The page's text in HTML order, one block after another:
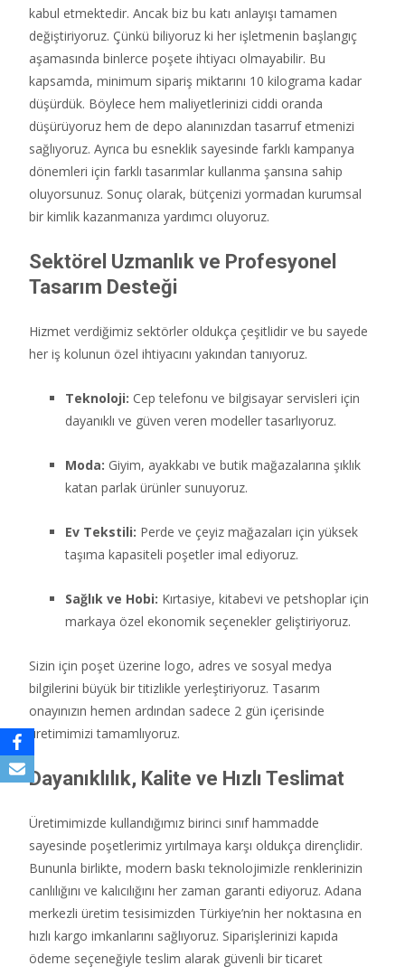
kabul etmektedir. Ancak biz bu katı anlayışı tamamen
değiştiriyoruz. Çünkü biliyoruz ki her işletmenin başlangıç
aşamasında binlerce poşete ihtiyacı olmayabilir. Bu
kapsamda, minimum sipariş miktarını 10 kilograma kadar
düşürdük. Böylece hem maliyetlerinizi ciddi oranda
düşürüyoruz hem de depo alanınızdan tasarruf etmenizi
sağlıyoruz. Ayrıca bu esneklik sayesinde farklı kampanya
dönemleri için farklı tasarımlar kullanma şansına sahip
oluyorsunuz. Sonuç olarak, bütçenizi yormadan kurumsal
bir kimlik kazanmanıza yardımcı oluyoruz.
Sektörel Uzmanlık ve Profesyonel
Tasarım Desteği
Hizmet verdiğimiz sektörler oldukça çeşitlidir ve bu sayede
her iş kolunun özel ihtiyacını yakından tanıyoruz.
Teknoloji: Cep telefonu ve bilgisayar servisleri için
dayanıklı ve güven veren modeller tasarlıyoruz.
Moda: Giyim, ayakkabı ve butik mağazalarına şıklık
katan parlak ürünler sunuyoruz.
Ev Tekstili: Perde ve çeyiz mağazaları için yüksek
taşıma kapasiteli poşetler imal ediyoruz.
Sağlık ve Hobi: Kırtasiye, kitabevi ve petshoplar için
markaya özel ekonomik seçenekler geliştiriyoruz.
Sizin için poşet üzerine logo, adres ve sosyal medya
bilgilerini büyük bir titizlikle yerleştiriyoruz. Tasarım
onayınızın hemen ardından sadece 2 gün içerisinde
üretimimizi tamamlıyoruz.
Dayanıklılık, Kalite ve Hızlı Teslimat
Üretimimizde kullandığımız birinci sınıf hammadde
sayesinde poşetlerimiz yırtılmaya karşı oldukça dirençlidir.
Bununla birlikte, modern baskı teknolojimizle renklerinizin
canlılığını ve kalıcılığını her zaman garanti ediyoruz. Adana
merkezli üretim tesisimizden Türkiye’nin her noktasına en
hızlı kargo imkanlarını sağlıyoruz. Siparişlerinizi kapıda
ödeme seçeneğiyle teslim alarak güvenli bir ticaret